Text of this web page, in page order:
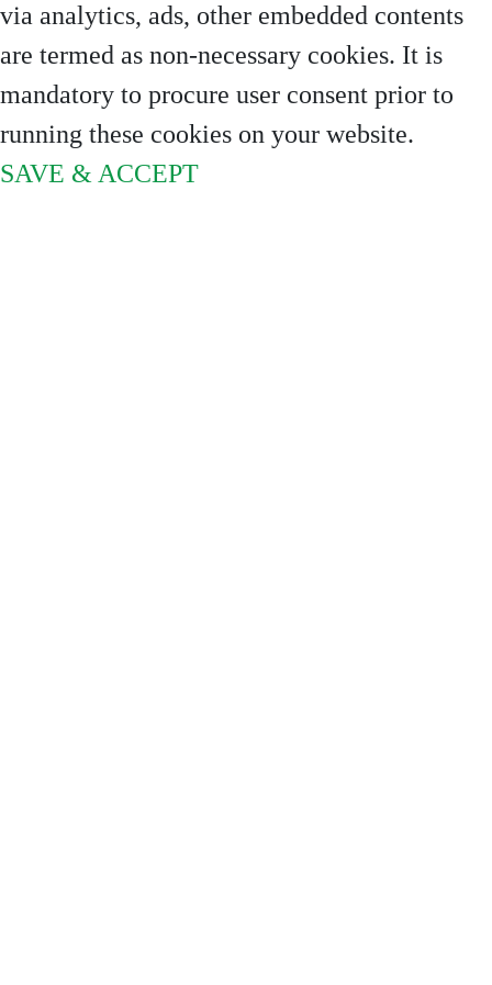
via analytics, ads, other embedded contents
are termed as non-necessary cookies. It is
mandatory to procure user consent prior to
running these cookies on your website.
SAVE & ACCEPT